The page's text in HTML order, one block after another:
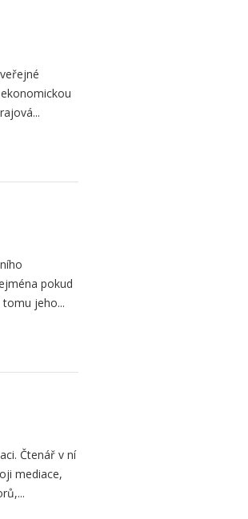
pokud
jeho...
Čtenář v ní
mediace,